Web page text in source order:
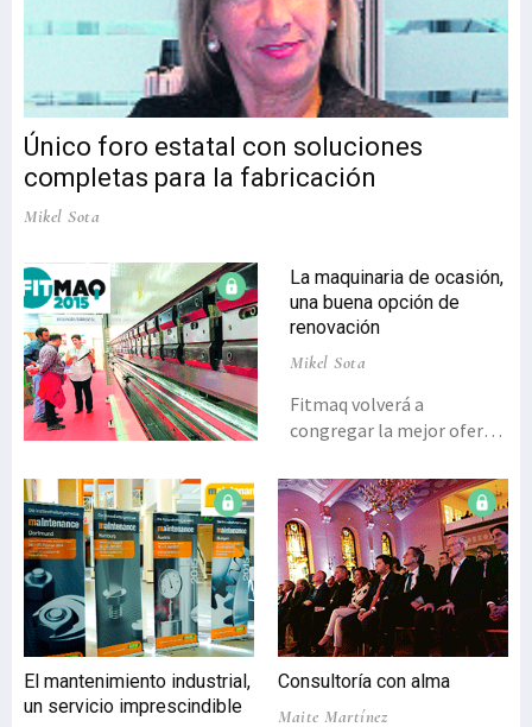
Único foro estatal con soluciones
completas para la fabricación
Mikel Sota
La maquinaria de ocasión,
una buena opción de
renovación
Mikel Sota
Fitmaq volverá a
congregar la mejor oferta
con el sector de la
máquina-herramienta
como principal
protagonista.Los
expositores de la segunda
edición de esta feria
especializada serán
venta de maquinaria, fa-
bricantes e importadores
El mantenimiento industrial,
un servicio imprescindible
Consultoría con alma
Maite Martínez